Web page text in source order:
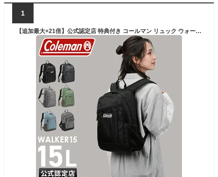
1
【追加最大+21倍】公式認定店 特典付き コールマン リュック ウォーカー15 アウトドアブランド メンズ レディース キッズ 男子 女子 大学生 通学 軽量 軽い ミニ 小さめ 15L Coleman walker15 lbpr cpn20o